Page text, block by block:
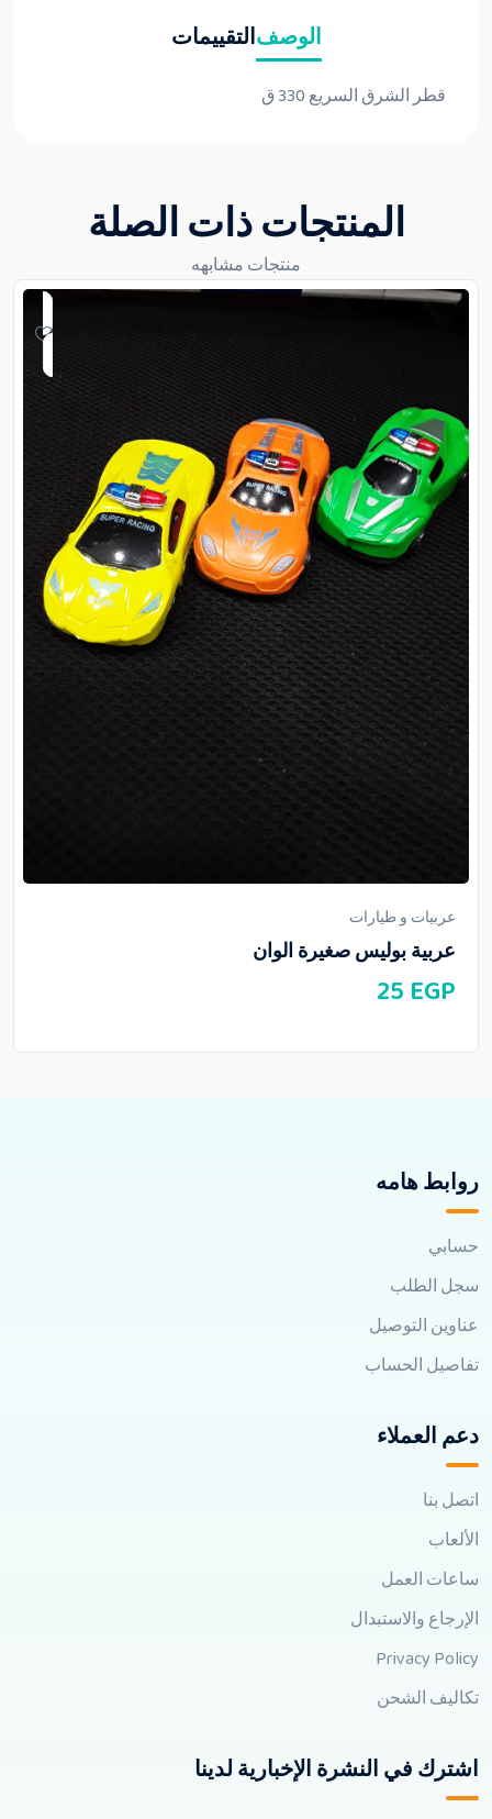
الوصفالتقييمات
قطر الشرق السريع 330 ق
المنتجات ذات الصلة
منتجات مشابهه
عربيات و طيارات
عربية بوليس صغيرة الوان
25 EGP
روابط هامه
حسابي
سجل الطلب
عناوين التوصيل
تفاصيل الحساب
دعم العملاء
اتصل بنا
الألعاب
ساعات العمل
الإرجاع والاستبدال
Privacy Policy
تكاليف الشحن
اشترك في النشرة الإخبارية لدينا